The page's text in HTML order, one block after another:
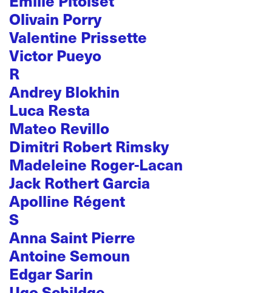
Olivain Porry
Valentine Prissette
Victor Pueyo
R
Andrey Blokhin
Luca Resta
Mateo Revillo
Dimitri Robert Rimsky
Madeleine Roger-Lacan
Jack Rothert Garcia
Apolline Régent
S
Anna Saint Pierre
Antoine Semoun
Edgar Sarin